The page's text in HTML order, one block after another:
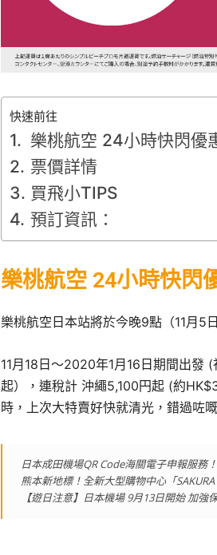
快速前往
樂桃航空 24小時快閃優
票價詳情
買飛小TIPS
預訂資訊：
樂桃航空 24小時快閃
樂桃航空日本站將於今晚9點（11月5
11月18日～2020年1月16日期間出發
起），連稅計 沖繩5,100円起 (約
時，上次大特賣好快就清光，錯過咗
日本成田機場QR Code海關電子申報服務
熊本新地標！全新大型購物中心「
【遊日注意】日本機場 9月13日開始 加